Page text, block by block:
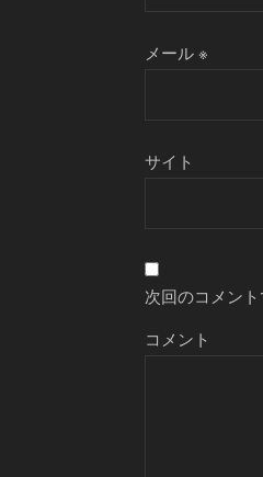
メール※
サイト
次回のコメン
コメント